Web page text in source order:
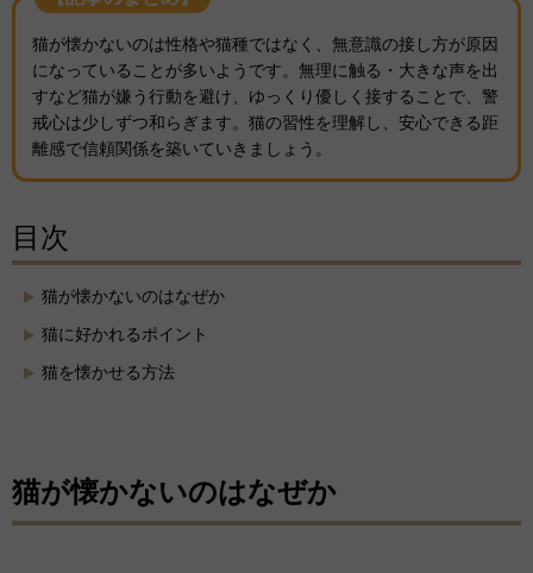
猫が懐かないのは性格や猫種ではなく、無意識の接し方が原因
になっていることが多いようです。無理に触る・大きな声を出
すなど猫が嫌う行動を避け、ゆっくり優しく接することで、警
戒心は少しずつ和らぎます。猫の習性を理解し、安心できる距
離感で信頼関係を築いていきましょう。
目次
猫が懐かないのはなぜか
猫に好かれるポイント
猫を懐かせる方法
猫が懐かないのはなぜか